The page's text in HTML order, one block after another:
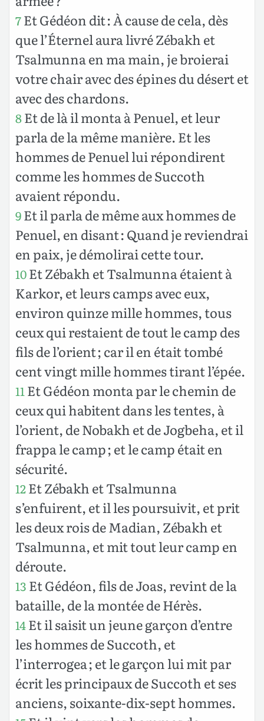
7Et Gédéon dit : À cause de cela, dès
que l’Éternel aura livré Zébakh et
Tsalmunna en ma main, je broierai
votre chair avec des épines du désert et
avec des chardons.
8Et de là il monta à Penuel, et leur
parla de la même manière. Et les
hommes de Penuel lui répondirent
comme les hommes de Succoth
avaient répondu.
9Et il parla de même aux hommes de
Penuel, en disant : Quand je reviendrai
en paix, je démolirai cette tour.
10Et Zébakh et Tsalmunna étaient à
Karkor, et leurs camps avec eux,
environ quinze mille hommes, tous
ceux qui restaient de tout le camp des
fils de l’orient ; car il en était tombé
cent vingt mille hommes tirant l’épée.
11 Et Gédéon monta par le chemin de
ceux qui habitent dans les tentes, à
l’orient, de Nobakh et de Jogbeha, et il
frappa le camp ; et le camp était en
sécurité.
12Et Zébakh et Tsalmunna
s’enfuirent, et il les poursuivit, et prit
les deux rois de Madian, Zébakh et
Tsalmunna, et mit tout leur camp en
déroute.
13 Et Gédéon, fils de Joas, revint de la
bataille, de la montée de Hérès.
14Et il saisit un jeune garçon d’entre
les hommes de Succoth, et
l’interrogea ; et le garçon lui mit par
écrit les principaux de Succoth et ses
anciens, soixante-dix-sept hommes.